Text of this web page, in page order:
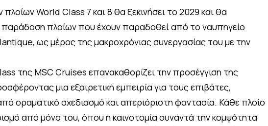
World Class 7 και 8 θα ξεκινήσει το 2029 και θα
πλοίων που έχουν παραδοθεί από το ναυπηγείο
ως μέρος της μακροχρόνιας συνεργασίας του με την
της MSC Cruises επανακαθορίζει την προσέγγιση της
μια εξαιρετική εμπειρία για τους επιβάτες,
οραματικό σχεδιασμό και απεριόριστη φαντασία. Κάθε πλοίο
από μόνο του, όπου η καινοτομία συναντά την κομψότητα